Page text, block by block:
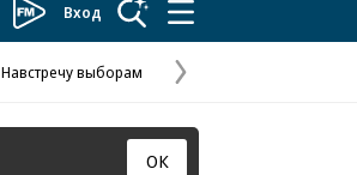
КоммерсантъВход
Навстречу выборам
Следующая
страница
ОК